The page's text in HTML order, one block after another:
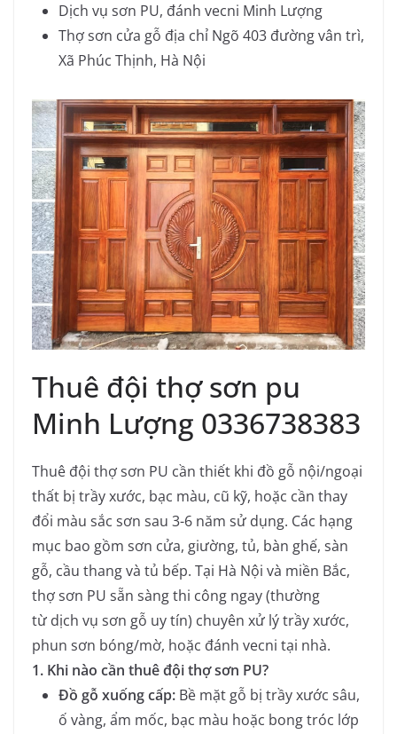
Dịch vụ sơn PU, đánh vecni Minh Lượng
Thợ sơn cửa gỗ địa chỉ Ngõ 403 đường vân trì,
Xã Phúc Thịnh, Hà Nội
Thuê đội thợ sơn pu
Minh Lượng 0336738383
Thuê đội thợ sơn PU cần thiết khi đồ gỗ nội/ngoại
thất bị trầy xước, bạc màu, cũ kỹ, hoặc cần thay
đổi màu sắc sơn sau 3-6 năm sử dụng. Các hạng
mục bao gồm sơn cửa, giường, tủ, bàn ghế, sàn
gỗ, cầu thang và tủ bếp. Tại Hà Nội và miền Bắc,
thợ sơn PU sẵn sàng thi công ngay (thường
từ dịch vụ sơn gỗ uy tín) chuyên xử lý trầy xước,
phun sơn bóng/mờ, hoặc đánh vecni tại nhà.
1. Khi nào cần thuê đội thợ sơn PU?
Đồ gỗ xuống cấp: Bề mặt gỗ bị trầy xước sâu,
ố vàng, ẩm mốc, bạc màu hoặc bong tróc lớp